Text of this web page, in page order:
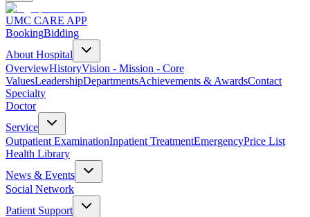
UMC CARE APP
BookingBidding
About Hospital
OverviewHistoryVision - Mission - Core
ValuesLeadershipDepartmentsAchievements & AwardsContact
Specialty
Doctor
Service
Outpatient ExaminationInpatient TreatmentEmergencyPrice List
Health Library
News & Events
Social Network
Patient Support